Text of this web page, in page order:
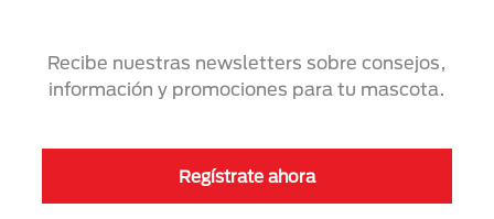
Recibe nuestras newsletters sobre consejos,
información y promociones para tu mascota.
Regístrate ahora